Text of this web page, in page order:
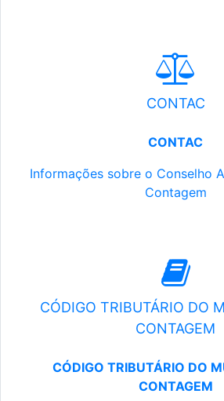
CONTAC
CONTAC
Informações sobre o Conselho
Contagem
CÓDIGO TRIBUTÁRIO DO
CONTAGEM
CÓDIGO TRIBUTÁRIO DO
CONTAGEM